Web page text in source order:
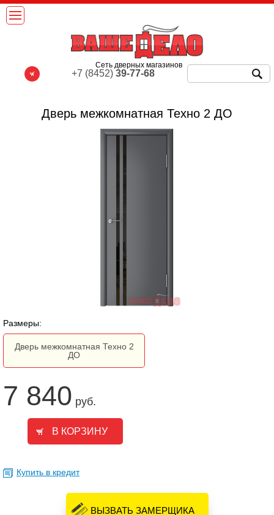
Дверь межкомнатная Техно 2 ДО
Размеры:
Дверь межкомнатная Техно 2
ДО
7 840 руб.
Купить в кредит
ВЫЗВАТЬ ЗАМЕРЩИКА
Сеть дверных магазинов
+7 (8452)39-77-68